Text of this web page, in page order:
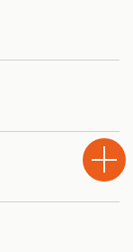
Drive
Chiama